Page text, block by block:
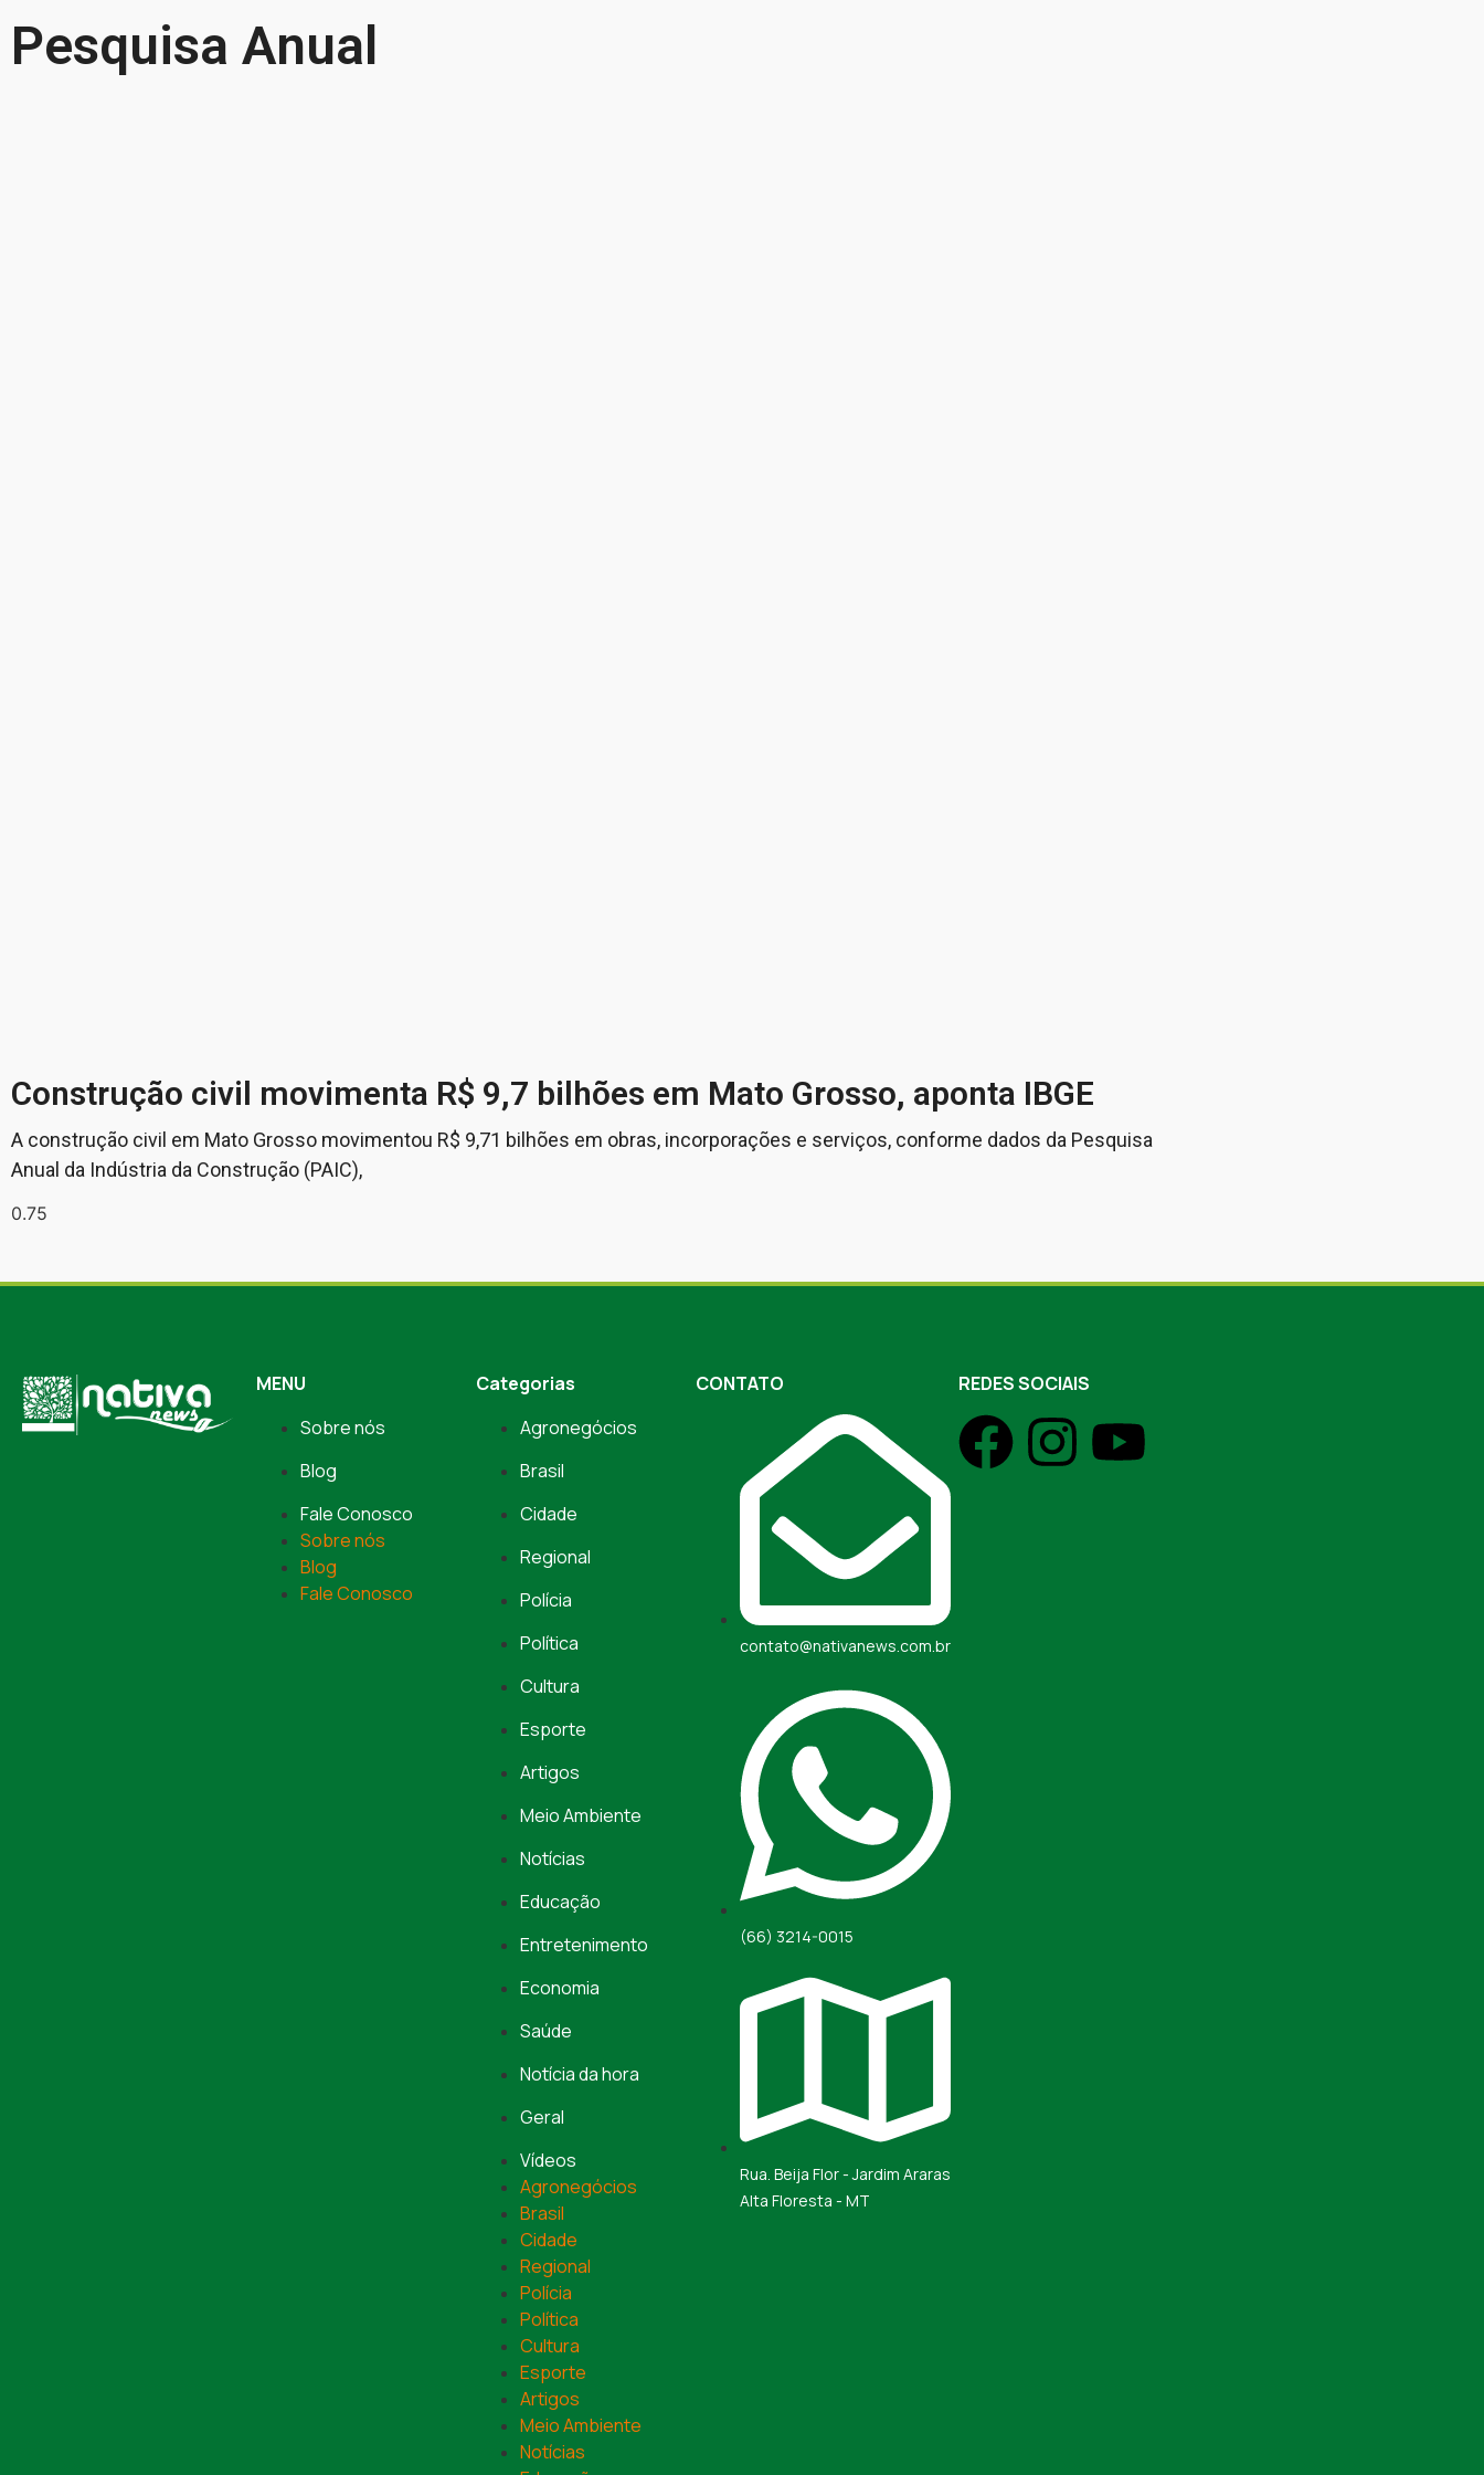
Pesquisa Anual
Construção civil movimenta R$ 9,7 bilhões em Mato Grosso, aponta IBGE
A construção civil em Mato Grosso movimentou R$ 9,71 bilhões em obras, incorporações e serviços, conforme dados da Pesquisa
Anual da Indústria da Construção (PAIC),
MENU
Sobre nós
Blog
Fale Conosco
Sobre nós
Blog
Fale Conosco
Categorias
Agronegócios
Brasil
Cidade
Regional
Polícia
Política
Cultura
Esporte
Artigos
Meio Ambiente
Notícias
Educação
Entretenimento
Economia
Saúde
Notícia da hora
Geral
Vídeos
Agronegócios
Brasil
Cidade
Regional
Polícia
Política
Cultura
Esporte
Artigos
Meio Ambiente
Notícias
CONTATO
contato@nativanews.com.br
(66) 3214-0015
Rua. Beija Flor - Jardim Araras
Alta Floresta - MT
REDES SOCIAIS